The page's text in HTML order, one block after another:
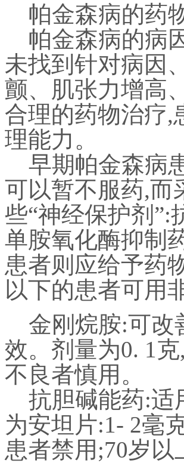
帕金森病的药
帕金森病的病
未找到针对病因
颤、肌张力增高
合理的药物治疗,
理能力。
早期帕金森病
可以暂不服药,而
些“神经保护剂”:
单胺氧化酶抑制
患者则应给予药
以下的患者可用
金刚烷胺:可改
效。剂量为0. 1克
不良者慎用。
抗胆碱能药:适
为安坦片:1- 2毫
患者禁用 ;70岁以